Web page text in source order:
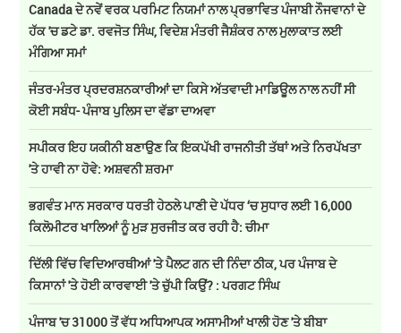
Canada ਦੇ ਨਵੇਂ ਵਰਕ ਪਰਮਿਟ ਨਿਯਮਾਂ ਨਾਲ ਪ੍ਰਭਾਵਿਤ ਪੰਜਾਬੀ ਨੌਜਵਾਨਾਂ ਦੇ
ਹੱਕ 'ਚ ਡਟੇ ਡਾ. ਰਵਜੋਤ ਸਿੰਘ, ਵਿਦੇਸ਼ ਮੰਤਰੀ ਜੈਸ਼ੰਕਰ ਨਾਲ ਮੁਲਾਕਾਤ ਲਈ
ਮੰਗਿਆ ਸਮਾਂ
ਜੰਤਰ-ਮੰਤਰ ਪ੍ਰਦਰਸ਼ਨਕਾਰੀਆਂ ਦਾ ਕਿਸੇ ਅੱਤਵਾਦੀ ਮਾਡਿਊਲ ਨਾਲ ਨਹੀਂ ਸੀ
ਕੋਈ ਸਬੰਧ- ਪੰਜਾਬ ਪੁਲਿਸ ਦਾ ਵੱਡਾ ਦਾਅਵਾ
ਸਪੀਕਰ ਇਹ ਯਕੀਨੀ ਬਣਾਉਣ ਕਿ ਇਕਪੱਖੀ ਰਾਜਨੀਤੀ ਤੱਥਾਂ ਅਤੇ ਨਿਰਪੱਖਤਾ
'ਤੇ ਹਾਵੀ ਨਾ ਹੋਵੇ: ਅਸ਼ਵਨੀ ਸ਼ਰਮਾ
ਭਗਵੰਤ ਮਾਨ ਸਰਕਾਰ ਧਰਤੀ ਹੇਠਲੇ ਪਾਣੀ ਦੇ ਪੱਧਰ ‘ਚ ਸੁਧਾਰ ਲਈ 16,000
ਕਿਲੋਮੀਟਰ ਖਾਲਿਆਂ ਨੂੰ ਮੁੜ ਸੁਰਜੀਤ ਕਰ ਰਹੀ ਹੈ: ਚੀਮਾ
ਦਿੱਲੀ ਵਿੱਚ ਵਿਦਿਆਰਥੀਆਂ 'ਤੇ ਪੈਲਟ ਗਨ ਦੀ ਨਿੰਦਾ ਠੀਕ, ਪਰ ਪੰਜਾਬ ਦੇ
ਕਿਸਾਨਾਂ 'ਤੇ ਹੋਈ ਕਾਰਵਾਈ 'ਤੇ ਚੁੱਪੀ ਕਿਉਂ? : ਪਰਗਟ ਸਿੰਘ
ਪੰਜਾਬ 'ਚ 31000 ਤੋਂ ਵੱਧ ਅਧਿਆਪਕ ਅਸਾਮੀਆਂ ਖਾਲੀ ਹੋਣ 'ਤੇ ਬੀਬਾ